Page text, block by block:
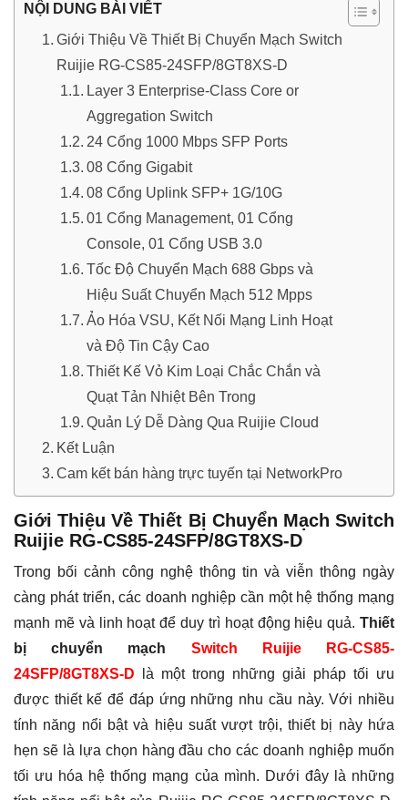
NỘI DUNG BÀI VIẾT
Giới Thiệu Về Thiết Bị Chuyển Mạch Switch
Ruijie RG-CS85-24SFP/8GT8XS-D
Layer 3 Enterprise-Class Core or
Aggregation Switch
24 Cổng 1000 Mbps SFP Ports
08 Cổng Gigabit
08 Cổng Uplink SFP+ 1G/10G
01 Cổng Management, 01 Cổng
Console, 01 Cổng USB 3.0
Tốc Độ Chuyển Mạch 688 Gbps và
Hiệu Suất Chuyển Mạch 512 Mpps
Ảo Hóa VSU, Kết Nối Mạng Linh Hoạt
và Độ Tin Cậy Cao
Thiết Kế Vỏ Kim Loại Chắc Chắn và
Quạt Tản Nhiệt Bên Trong
Quản Lý Dễ Dàng Qua Ruijie Cloud
Kết Luận
Cam kết bán hàng trực tuyến tại NetworkPro
Giới Thiệu Về Thiết Bị Chuyển Mạch Switch
Ruijie RG-CS85-24SFP/8GT8XS-D
Trong bối cảnh công nghệ thông tin và viễn thông ngày
càng phát triển, các doanh nghiệp cần một hệ thống mạng
mạnh mẽ và linh hoạt để duy trì hoạt động hiệu quả. Thiết
bị chuyển mạch
Switch Ruijie RG-CS85-
24SFP/8GT8XS-D là một trong những giải pháp tối ưu
được thiết kế để đáp ứng những nhu cầu này. Với nhiều
tính năng nổi bật và hiệu suất vượt trội, thiết bị này hứa
hẹn sẽ là lựa chọn hàng đầu cho các doanh nghiệp muốn
tối ưu hóa hệ thống mạng của mình. Dưới đây là những